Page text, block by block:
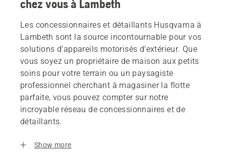
chez vous à Lambeth
Les concessionnaires et détaillants Husqvarna à
Lambeth sont la source incontournable pour vos
solutions d’appareils motorisés d’extérieur. Que
vous soyez un propriétaire de maison aux petits
soins pour votre terrain ou un paysagiste
professionnel cherchant à magasiner la flotte
parfaite, vous pouvez compter sur notre
incroyable réseau de concessionnaires et de
détaillants.
Show more